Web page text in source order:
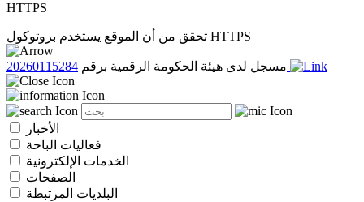
HTTPS
تحقق من أن الموقع يستخدم بروتوكول HTTPS
مسجل لدى هيئة الحكومة الرقمية برقم
الأخبار
فعاليات الباحة
الخدمات الإلكترونية
الصفحات
البلديات المرتبطة